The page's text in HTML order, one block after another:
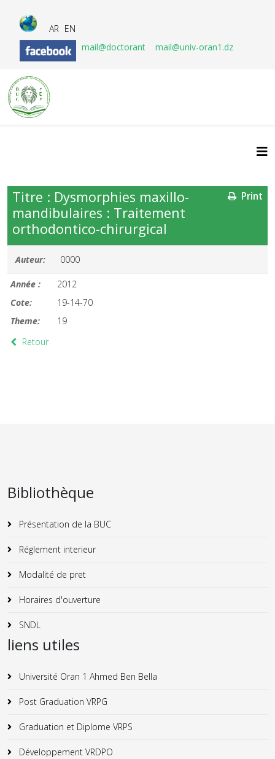
AR EN
mail@doctorant
mail@univ-oran1.dz
Print
Titre : Dysmorphies maxillo-
mandibulaires : Traitement
orthodontico-chirurgical
Auteur: 0000
Année :
2012
Cote:
19-14-70
Theme:
19
Retour
Bibliothèque
Présentation de la BUC
Réglement interieur
Modalité de pret
Horaires d'ouverture
SNDL
liens utiles
Université Oran 1 Ahmed Ben Bella
Post Graduation VRPG
Graduation et Diplome VRPS
Développement VRDPO